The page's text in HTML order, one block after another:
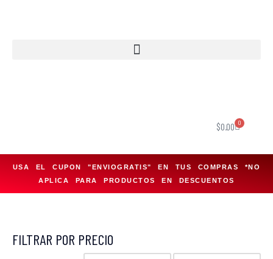
$0.00 0
USA EL CUPON "ENVIOGRATIS" EN TUS COMPRAS *NO
APLICA PARA PRODUCTOS EN DESCUENTOS
FILTRAR POR PRECIO